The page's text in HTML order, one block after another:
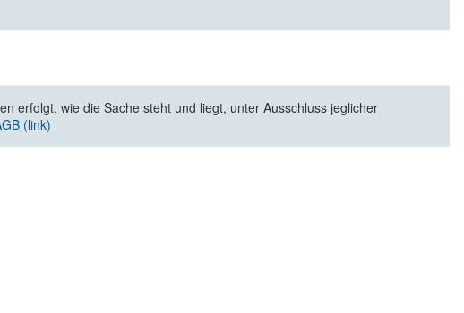
erfolgt, wie die Sache steht und liegt, unter Ausschluss jeglicher
(link)